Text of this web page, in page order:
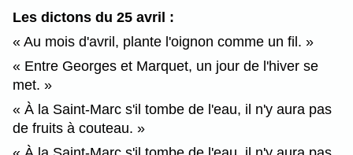
Les dictons du 25 avril :
Au mois d'avril, plante l'oignon comme un fil.
Entre Georges et Marquet, un jour de l'hiver se
met.
À la Saint-Marc s'il tombe de l'eau, il n'y aura pas
de fruits à couteau.